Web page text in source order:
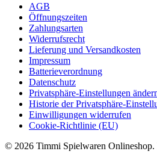
AGB
Öffnungszeiten
Zahlungsarten
Widerrufsrecht
Lieferung und Versandkosten
Impressum
Batterieverordnung
Datenschutz
Privatsphäre-Einstellungen
Historie der Privatsphäre-
Einwilligungen widerrufen
Cookie-Richtlinie (EU)
© 2026 Timmi Spielwaren